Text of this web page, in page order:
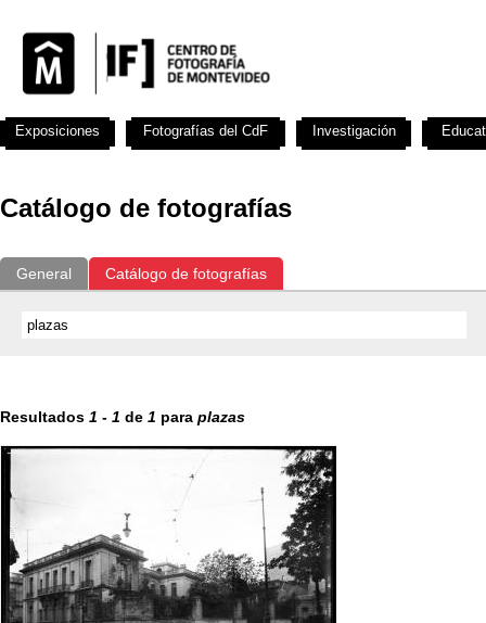
Catálogo de fotografías
General Catálogo de fotografías
Resultados 1 - 1 de 1 para plazas
Exposiciones Fotografías del CdF Investigación